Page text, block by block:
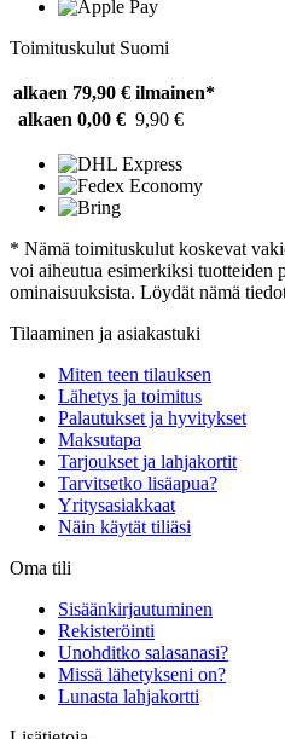
Toimituskulut Suomi
alkaen 79,90 € ilmainen*
alkaen 0,00 € 9,90 €
* Nämä toimituskulut koskevat
voi aiheutua esimerkiksi tuotteiden
ominaisuuksista. Löydät nämä
Tilaaminen ja asiakastuki
Miten teen tilauksen
Lähetys ja toimitus
Palautukset ja hyvitykset
Maksutapa
Tarjoukset ja lahjakortit
Tarvitsetko lisäapua?
Yritysasiakkaat
Näin käytät tiliäsi
Oma tili
Sisäänkirjautuminen
Rekisteröinti
Unohditko salasanasi?
Missä lähetykseni on?
Lunasta lahjakortti